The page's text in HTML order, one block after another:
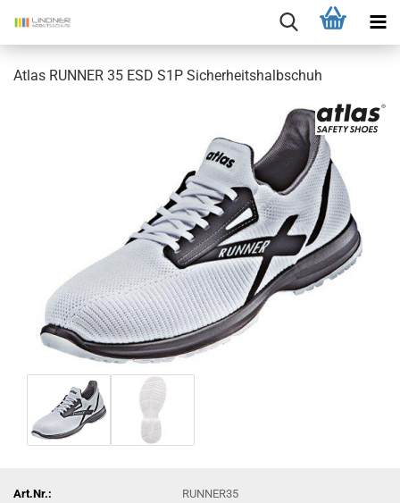
Atlas RUNNER 35 ESD S1P Sicherheitshalbschuh
Art.Nr.:
RUNNER35